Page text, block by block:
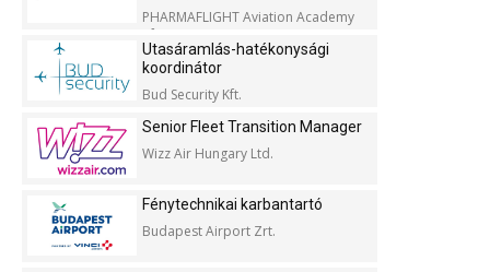
PHARMAFLIGHT Aviation Academy
Kft.
Utasáramlás-hatékonysági
koordinátor
Bud Security Kft.
Senior Fleet Transition Manager
Wizz Air Hungary Ltd.
Fénytechnikai karbantartó
Budapest Airport Zrt.